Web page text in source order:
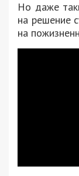
Но даже
на решение
на